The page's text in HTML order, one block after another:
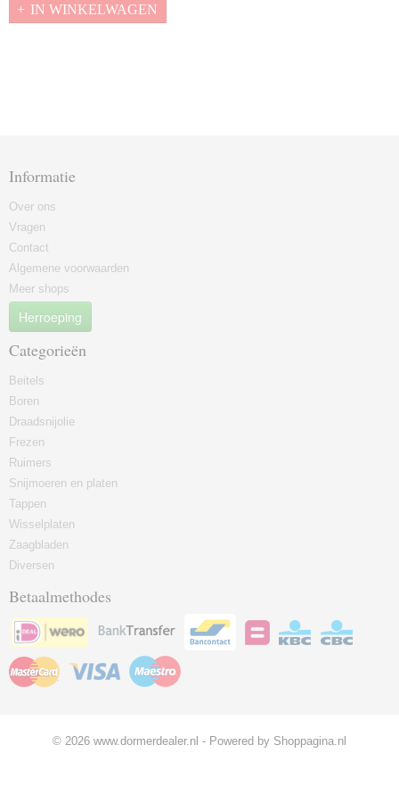
IN WINKELWAGEN
Informatie
Over ons
Vragen
Contact
Algemene voorwaarden
Meer shops
Herroeping
Categorieën
Beitels
Boren
Draadsnijolie
Frezen
Ruimers
Snijmoeren en platen
Tappen
Wisselplaten
Zaagbladen
Diversen
Betaalmethodes
© 2026 www.dormerdealer.nl - Powered by Shoppagina.nl